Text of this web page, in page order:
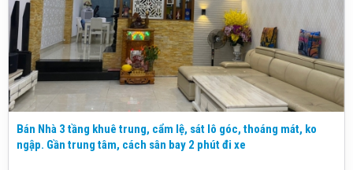
Bán Nhà 3 tầng khuê trung, cẩm lệ, sát lô góc, thoáng mát, ko
ngập. Gần trung tâm, cách sân bay 2 phút đi xe